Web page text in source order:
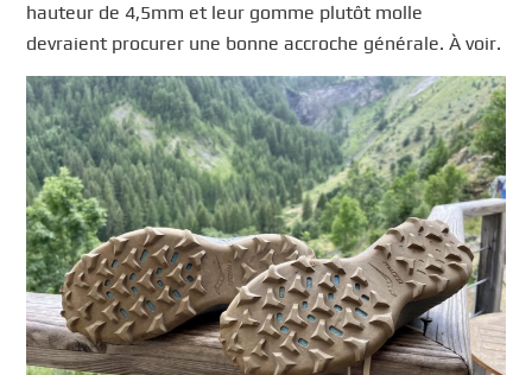
hauteur de 4,5mm et leur gomme plutôt molle
devraient procurer une bonne accroche générale. À voir.